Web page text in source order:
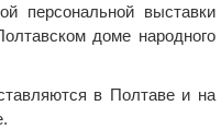
персональной выставки
доме народного
в Полтаве и на